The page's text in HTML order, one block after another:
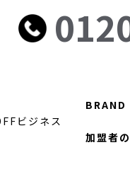
ビジネス
BRAND
加盟者